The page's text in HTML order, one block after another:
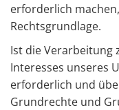
erforderlich
Rechtsgrundlage.
Ist die Verarbeitung
Interesses unseres
erforderlich und
Grundrechte und